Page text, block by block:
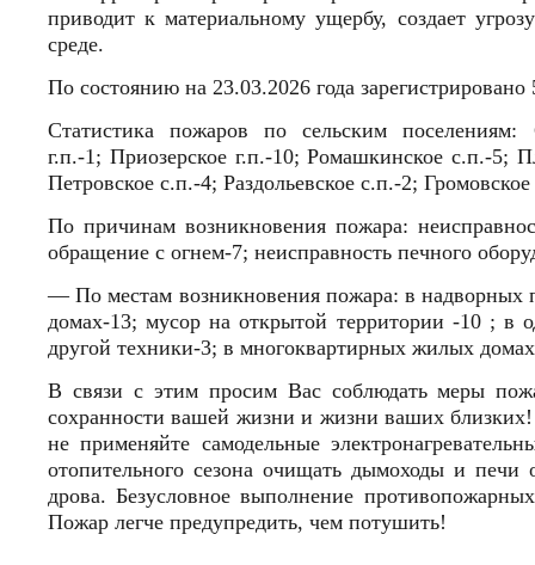
приводит к материальному ущербу, создает
среде.
По состоянию на 23.03.2026 года
Статистика пожаров по сельским
г.п.-1; Приозерское г.п.-10;Ромашкинское с.п.-5;
Петровское с.п.-4; Раздольевское с.п.-2;
По причинам возникновения пожара:
обращение с огнем-7; неисправность печного
— По местам возникновения пожара: в надворных
домах-13; мусор на открытой территории -10 ; в
другой техники-3; в многоквартирных жилых
В связи с этим просим Вас соблюдать меры
сохранности вашей жизни и жизни ваших
не применяйте самодельные
отопительного сезона очищать дымоходы и
дрова. Безусловное выполнение
Пожар легче предупредить, чем потушить!